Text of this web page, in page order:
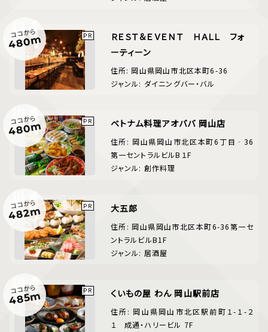
ココから
480m
ＲＥＳＴ＆ＥＶＥＮＴ ＨＡＬＬ フォ
ーティーン
住所: 岡山県岡山市北区本町6-36
ジャンル: ダイニングバー・バル
ココから
480m ベトナム料理アオババ 岡山店
住所: 岡山県岡山市北区本町6丁目‐36
第一セントラルビルB１F
ジャンル: 創作料理
ココから
482m 大五郎
住所: 岡山県岡山市北区本町6-36第一セ
ントラルビルB1F
ジャンル: 居酒屋
ココから
485m くいもの屋 わん 岡山駅前店
住所: 岡山県岡山市北区駅前町１-１-２
１ 成通・ハリービル 7F